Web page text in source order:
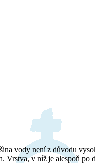
vody není z důvodu
Vrstva, v níž je alespoň